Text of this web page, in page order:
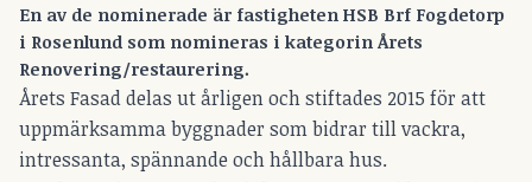
En av de nominerade är fastigheten HSB Brf Fogdetorp
i Rosenlund som nomineras i kategorin Årets
Renovering/restaurering.
Årets Fasad delas ut årligen och stiftades 2015 för att
uppmärksamma byggnader som bidrar till vackra,
intressanta, spännande och hållbara hus.